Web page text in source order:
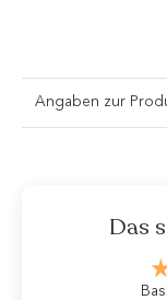
Angaben zur
Das